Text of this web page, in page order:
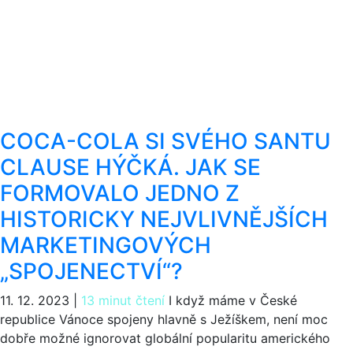
COCA-COLA SI SVÉHO SANTU
CLAUSE HÝČKÁ. JAK SE
FORMOVALO JEDNO Z
HISTORICKY NEJVLIVNĚJŠÍCH
MARKETINGOVÝCH
„SPOJENECTVÍ“?
11. 12. 2023 13 minut čtení I když máme v České
republice Vánoce spojeny hlavně s Ježíškem, není moc
dobře možné ignorovat globální popularitu amerického